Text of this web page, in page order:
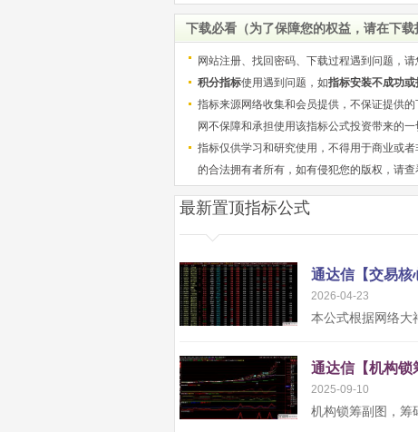
势操作
下载必看（为了保障您的权益，请在下载
网站注册、找回密码、下载过程遇到问题，请
积分指标使用遇到问题，如指标安装不成功
指标来源网络收集和会员提供，不保证提供
网不保障和承担使用该指标公式投资带来的一
指标仅供学习和研究使用，不得用于商业或
的合法拥有者所有，如有侵犯您的版权，请查
最新置顶指标公式
2026-04-23
2025-09-10